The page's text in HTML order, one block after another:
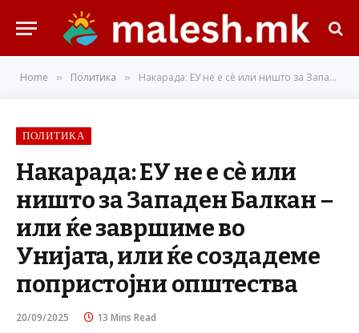
Home » Политика » Накарада: ЕУ не е сè или ништо за Западен Балкан – или ќе завршиме во Унијата, или ќе создадеме попристојни општества
ПОЛИТИКА
Накарада: ЕУ не е сè или
ништо за Западен Балкан –
или ќе завршиме во
Унијата, или ќе создадеме
попристојни општества
20/09/2025 13 Mins Read